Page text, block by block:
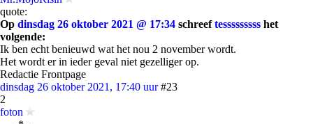
quote:
Op dinsdag 26 oktober 2021 @ 17:34 schreeftesssssssss het
volgende:
Ik ben echt benieuwd wat het nou 2 november wordt.
Het wordt er in ieder geval niet gezelliger op.
Redactie Frontpage
dinsdag 26 oktober 2021, 17:40 uur #23
2
foton